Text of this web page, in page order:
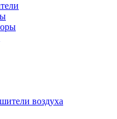
воздуха